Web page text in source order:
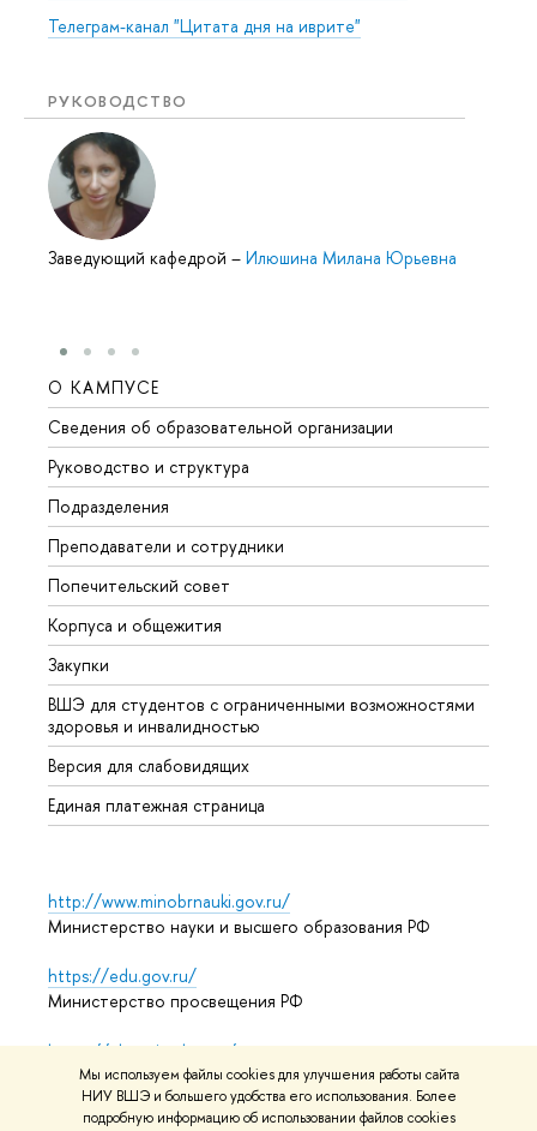
Мы используем файлы cookies для улучшения работы сайта
НИУ ВШЭ и большего удобства его использования. Более
подробную информацию об использовании файлов cookies
Телеграм-канал "Цитата дня на иврите"
РУКОВОДСТВО
Заведующий кафедрой – Илюшина Милана Юрьевна
О КАМПУСЕ
Сведения об образовательной организации
Руководство и структура
Подразделения
Преподаватели и сотрудники
Попечительский совет
Корпуса и общежития
Закупки
ВШЭ для студентов с ограниченными возможностями
здоровья и инвалидностью
Версия для слабовидящих
Единая платежная страница
http://www.minobrnauki.gov.ru/
Министерство науки и высшего образования РФ
https://edu.gov.ru/
Министерство просвещения РФ
https://elearning.hse.ru/mooc
Массовые открытые онлайн-курсы